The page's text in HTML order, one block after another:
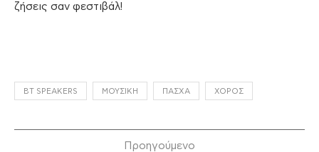
ζήσεις σαν φεστιβάλ!
BT SPEAKERS ΜΟΥΣΙΚΉ ΠΆΣΧΑ ΧΟΡΌΣ
Προηγούμενο